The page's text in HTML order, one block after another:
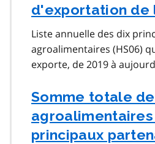
d'exportation de
Liste annuelle des dix
agroalimentaires (HS06)
exporte, de 2019 à
Somme totale
principaux